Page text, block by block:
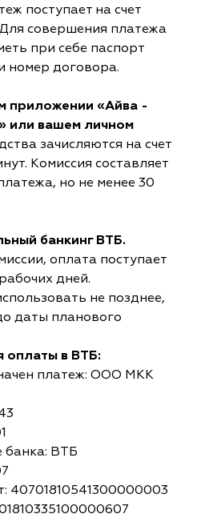
поступает на счет
совершения платежа
при себе паспорт
номер договора.
приложении «Айва -
или вашем личном
зачисляются на счет
Комиссия составляет
но не менее 30
банкинг ВТБ.
оплата поступает
дней.
не позднее,
даты планового
оплаты в ВТБ:
платеж: ООО МКК
банка: ВТБ
40701810541300000003